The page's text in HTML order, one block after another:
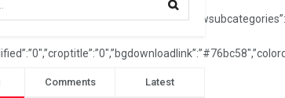
Comments Latest